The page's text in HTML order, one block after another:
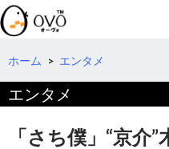
検
索
コ
テ
へ
ホーム > エンタメ
エンタメ
「さち僕」“京介